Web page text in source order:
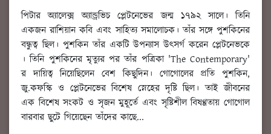
পিটার অ্যালেক্স অ্যান্ড্রভিচ প্লেটনেভের জন্ম ১৭৯২ সালে। তিনি
একজন রাশিয়ান কবি এবং সাহিত্য সমালোচক। তাঁর সঙ্গে পুশকিনের
বন্ধুত্ব ছিল। পুশকিন তাঁর একটি উপন্যাস উৎসর্গ করেন প্লেটনেভকে
। তিনি পুশকিনের মৃত্যুর পর তাঁর পত্রিকা 'The Contemporary'
র দায়িত্ব নিয়েছিলেন বেশ কিছুদিন। গোগোলের প্রতি পুশকিন,
জু.কফস্কি ও প্লেটনেভের বিশেষ স্নেহের দৃষ্টি ছিল। তাই জীবনের
এক বিশেষ সংকট ও সৃজন মুহূর্তে এবং সৃষ্টিশীল বিষণ্ণতায় গোগোল
বারবার ছুটে গিয়েছেন তাঁদের কাছে...